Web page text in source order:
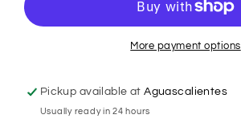
10k
diamantada
10k
More payment options
Pickup available atAguascalientes
Usually ready in 24 hours